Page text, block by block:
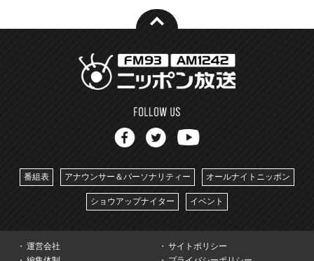
番組表 アナウンサー＆パーソナリティー オールナイトニッポン
ショウアップナイター イベント
運営会社
サイトポリシー